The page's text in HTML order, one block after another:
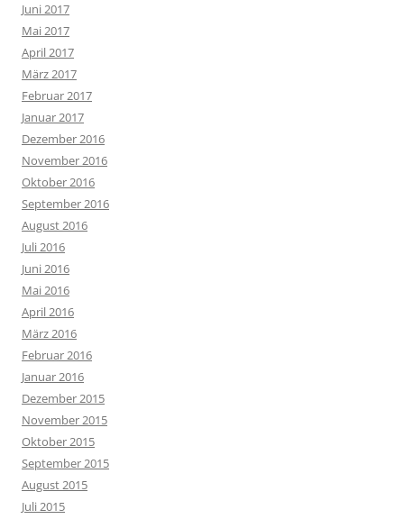
Juni 2017
Mai 2017
April 2017
März 2017
Februar 2017
Januar 2017
Dezember 2016
November 2016
Oktober 2016
September 2016
August 2016
Juli 2016
Juni 2016
Mai 2016
April 2016
März 2016
Februar 2016
Januar 2016
Dezember 2015
November 2015
Oktober 2015
September 2015
August 2015
Juli 2015